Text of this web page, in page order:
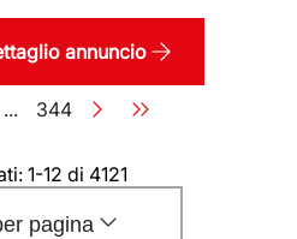
annuncio
... Pagina
344
1-12 di 4121
pagina